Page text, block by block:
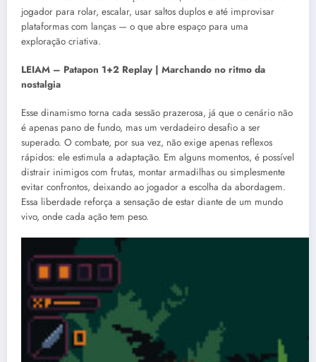
jogador para rolar, escalar, usar saltos duplos e até improvisar
plataformas com lanças — o que abre espaço para uma
exploração criativa.
LEIAM – Patapon 1+2 Replay | Marchando no ritmo da
nostalgia
Esse dinamismo torna cada sessão prazerosa, já que o cenário não
é apenas pano de fundo, mas um verdadeiro desafio a ser
superado. O combate, por sua vez, não exige apenas reflexos
rápidos: ele estimula a adaptação. Em alguns momentos, é possível
distrair inimigos com frutas, montar armadilhas ou simplesmente
evitar confrontos, deixando ao jogador a escolha da abordagem.
Essa liberdade reforça a sensação de estar diante de um mundo
vivo, onde cada ação tem peso.